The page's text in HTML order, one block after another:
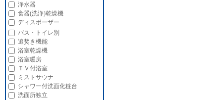
浄水器
食器(洗浄)乾燥機
ディスポーザー
バス・トイレ別
追焚き機能
浴室乾燥機
浴室暖房
ＴＶ付浴室
ミストサウナ
シャワー付洗面化粧台
洗面所独立